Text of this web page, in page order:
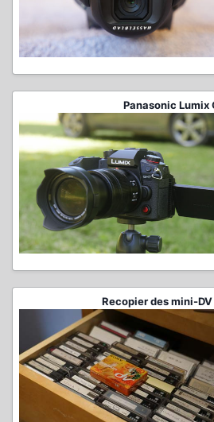
Panasonic Lumix
Recopier des mini-